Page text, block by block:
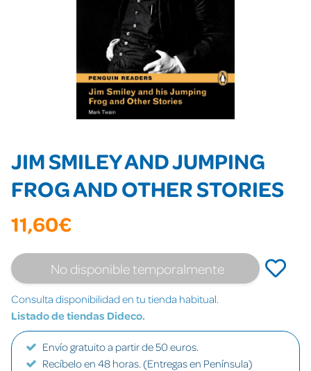
JIM SMILEY AND JUMPING
FROG AND OTHER STORIES
11,60€
No disponible temporalmente
Consulta disponibilidad en tu tienda habitual.
Listado de tiendas Dideco.
Envío gratuito a partir de 50 euros.
Recíbelo en 48 horas. (Entregas en Península)